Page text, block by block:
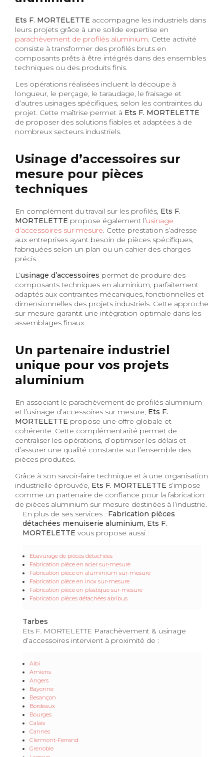
Ets F. MORTELETTE accompagne les industriels dans
leurs projets grâce à une solide expertise en
parachèvement de profilés aluminium. Cette activité
consiste à transformer des profilés bruts en
composants prêts à être intégrés dans des ensembles
techniques ou des produits finis.
Les opérations réalisées incluent la découpe à
longueur, le perçage, le taraudage, le fraisage et
d’autres usinages spécifiques, selon les contraintes du
projet. Cette maîtrise permet à Ets F. MORTELETTE
de proposer des solutions fiables et adaptées à de
nombreux secteurs industriels.
Usinage d’accessoires sur
mesure pour pièces
techniques
En complément du travail sur les profilés, Ets F.
MORTELETTE propose également l’usinage
d’accessoires sur mesure. Cette prestation s’adresse
aux entreprises ayant besoin de pièces spécifiques,
fabriquées selon un plan ou un cahier des charges
précis.
L’usinage d’accessoires permet de produire des
composants techniques en aluminium, parfaitement
adaptés aux contraintes mécaniques, fonctionnelles et
dimensionnelles des projets industriels. Cette approche
sur mesure garantit une intégration optimale dans les
assemblages finaux.
Un partenaire industriel
unique pour vos projets
aluminium
En associant le parachèvement de profilés aluminium
et l’usinage d’accessoires sur mesure, Ets F.
MORTELETTE propose une offre globale et
cohérente. Cette complémentarité permet de
centraliser les opérations, d’optimiser les délais et
d’assurer une qualité constante sur l’ensemble des
pièces produites.
Grâce à son savoir-faire technique et à une organisation
industrielle éprouvée, Ets F. MORTELETTE s’impose
comme un partenaire de confiance pour la fabrication
de pièces aluminium sur mesure destinées à l’industrie.
En plus de ses services : Fabrication pièces
détachées menuiserie aluminium, Ets F.
MORTELETTE vous propose aussi :
Ebavurage de pièces détachées
Fabrication pièce en acier sur-mesure
Fabrication pièce en aluminium sur-mesure
Fabrication pièce en inox sur-mesure
Fabrication pièce en plastique sur-mesure
Fabrication pièces détachées abribus
Tarbes
Ets F. MORTELETTE Parachèvement & usinage
d’accessoires intervient à proximité de :
Albi
Amiens
Angers
Bayonne
Besançon
Bordeaux
Bourges
Calais
Cannes
Clermont-Ferrand
Grenoble